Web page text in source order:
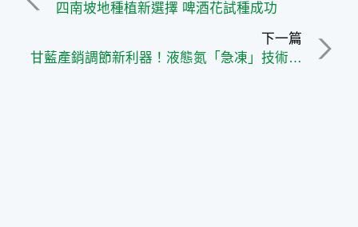
四南坡地種植新選擇 啤酒花試種成功
下一篇
甘藍產銷調節新利器！液態氮「急凍」技術 鎖住初秋甘藍鮮甜口感